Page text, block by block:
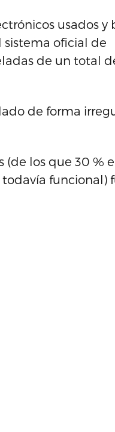
usados y
sistema oficial de
de un total
de forma
(de los que 30 %
funcional)